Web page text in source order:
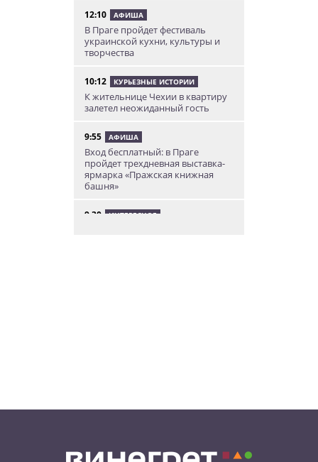
12:10 АФИША
В Праге пройдет фестиваль
украинской кухни, культуры и
творчества
10:12 КУРЬЕЗНЫЕ ИСТОРИИ
К жительнице Чехии в квартиру
залетел неожиданный гость
9:55 АФИША
Вход бесплатный: в Праге
пройдет трехдневная выставка-
ярмарка «Пражская книжная
башня»
9:30 ИНТЕРЕСНОЕ